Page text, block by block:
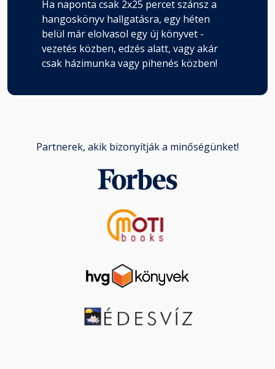
Ha naponta csak 2x25 percet szánsz a
hangoskönyv hallgatásra, egy héten
belül már elolvasol egy új könyvet -
vezetés közben, edzés alatt, vagy akár
csak házimunka vagy pihenés közben!
Partnerek, akik bizonyítják a minőségünket!